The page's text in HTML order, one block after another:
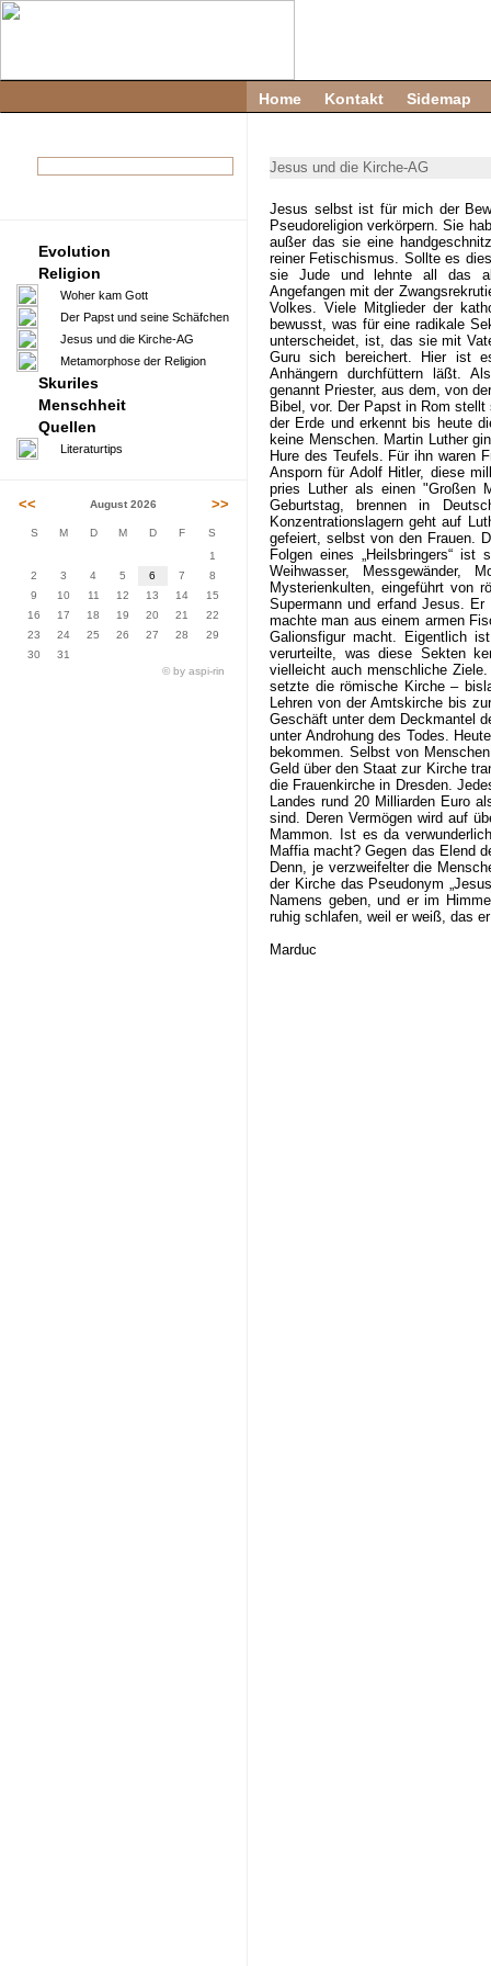
Home Kontakt Sidemap
Evolution
Religion
Woher kam Gott
Der Papst und seine Schäfchen
Jesus und die Kirche-AG
Metamorphose der Religion
Skuriles
Menschheit
Quellen
Literaturtips
<< August 2026 >>
S M D M D F
S
1
2
3 4 5 6 7
8
9
10 11 12 13 14
15
16
17 18 19 20 21
22
23
24 25 26 27 28
29
30
31
© by aspi-rin
Jesus und die Kirche-AG
Jesus selbst ist für mich der
Pseudoreligion verkörpern. Sie
außer das sie eine
reiner Fetischismus. Sollte es
sie Jude und lehnte all das
Angefangen mit der
Volkes. Viele Mitglieder der
bewusst, was für eine radikale
unterscheidet, ist, das sie mit
Guru sich bereichert. Hier ist
Anhängern durchfüttern läßt.
genannt Priester, aus dem, von
Bibel, vor. Der Papst in Rom
der Erde und erkennt bis heute
keine Menschen. Martin Luther
Hure des Teufels. Für ihn waren
Ansporn für Adolf Hitler, diese
pries Luther als einen "Großen
Geburtstag, brennen in
Konzentrationslagern geht auf
gefeiert, selbst von den Frauen.
Folgen eines „Heilsbringers“ ist
Weihwasser, Messgewänder,
Mysterienkulten, eingeführt von
Supermann und erfand Jesus.
machte man aus einem armen
Galionsfigur macht. Eigentlich
verurteilte, was diese Sekten
vielleicht auch menschliche
setzte die römische Kirche –
Lehren von der Amtskirche bis
Geschäft unter dem Deckmantel
unter Androhung des Todes.
bekommen. Selbst von
Geld über den Staat zur Kirche
die Frauenkirche in Dresden.
Landes rund 20 Milliarden Euro
sind. Deren Vermögen wird auf
Mammon. Ist es da
Maffia macht? Gegen das Elend
Denn, je verzweifelter die
der Kirche das Pseudonym
Namens geben, und er im
ruhig schlafen, weil er weiß, das
Marduc